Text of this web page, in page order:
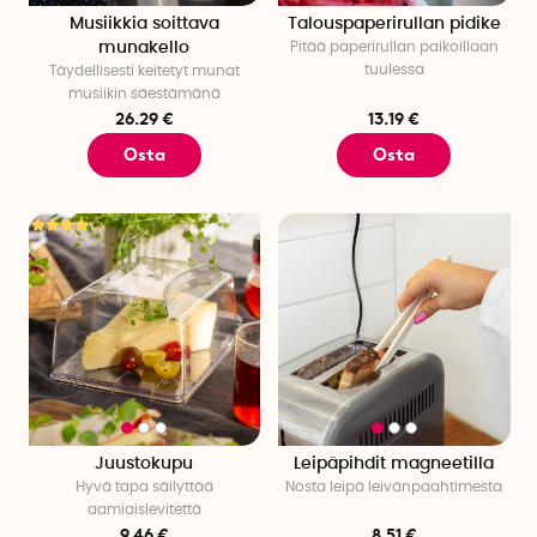
Mihin aikaan syöt brunssia?
Brunssin kellonaika voi vaihdella henkilökohtaisten
mieltymysten tai paikallisten perinteiden mukaan, mutta
yleensä se syödään klo 10 ja 14 välillä.
Musiikkia soittava
munakello
Täydellisesti keitetyt munat
musiikin säestämänä
26.29 €
Osta
Talouspaperirullan pidike
Pitää paperirullan paikoillaan
tuulessa
13.19 €
Osta
Juustokupu
Hyvä tapa säilyttää
aamiaislevitettä
Leipäpihdit magneetilla
Nosta leipä leivänpaahtimesta